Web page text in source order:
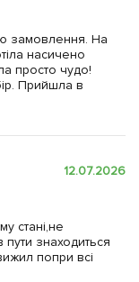
замовлення. На
насичено
просто чудо!
Прийшла в
12.07.2026
стані,не
знаходиться
попри всі